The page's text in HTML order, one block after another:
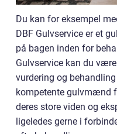
Du kan for eksempel
DBF Gulvservice er et
på bagen inden for
Gulvservice kan du
vurdering og
kompetente gulvmænd
deres store viden og
ligeledes gerne i